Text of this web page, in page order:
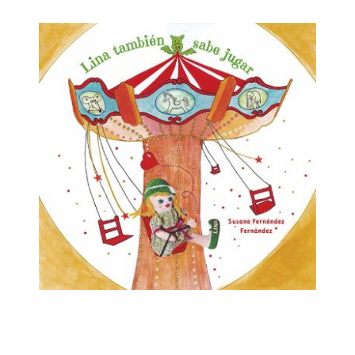
Francisco de Goya, Leonora Carrington, R.
Magritte,..., cobren vida, y que cada hechizo se vuelva
en su contra. ¿Quedará atrapada la bruja en algún
terrorífico cuadro? El cuento permite sensibilizar y
reflexionar sobre la acción y efecto de acosar a los
demás, bajo el lema: ¡SI NO NOS REÍMOS TODOS, LA
BROMA NO TIENE GRACIA